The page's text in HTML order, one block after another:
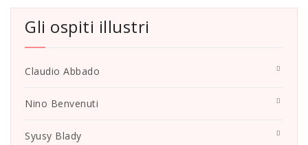
Gli ospiti illustri
Claudio Abbado
Nino Benvenuti
Syusy Blady